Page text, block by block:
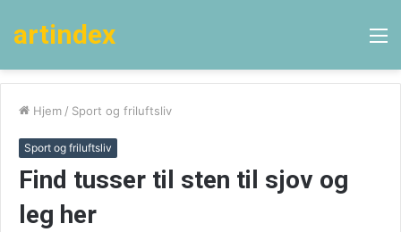
artindex
Hjem / Sport og friluftsliv
Sport og friluftsliv
Find tusser til sten til sjov og
leg her